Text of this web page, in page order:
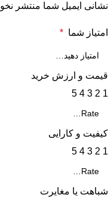
نشانی ایمیل شما منتشر
امتیاز شما *
قیمت و ارزش خرید
1
2
3
4
5
کیفیت و کارایی
1
2
3
4
5
شباهت یا مغایرت